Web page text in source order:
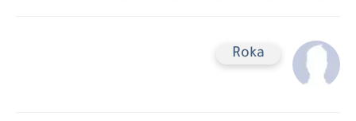
Roka